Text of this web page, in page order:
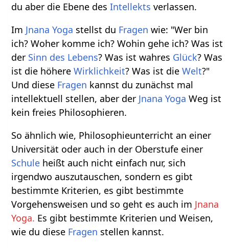
du aber die Ebene desIntellekts verlassen.
Im Jnana Yoga stellst du Fragen wie: "Wer bin
ich? Woher komme ich? Wohin gehe ich? Was ist
der Sinn des Lebens? Was ist wahres Glück? Was
ist die höhereWirklichkeit? Was ist dieWelt?"
Und diese Fragen kannst du zunächst mal
intellektuell stellen, aber der Jnana Yoga Weg ist
kein freies Philosophieren.
So ähnlich wie, Philosophieunterricht an einer
Universität oder auch in der Oberstufe einer
Schule heißt auch nicht einfach nur, sich
irgendwo auszutauschen, sondern es gibt
bestimmte Kriterien, es gibt bestimmte
Vorgehensweisen und so geht es auch im Jnana
Yoga. Es gibt bestimmte Kriterien und Weisen,
wie du diese Fragen stellen kannst.